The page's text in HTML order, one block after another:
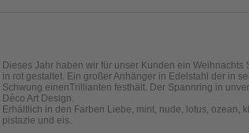
Dieses Jahr haben wir für unser Kunden ein Weihnachts
in rot gestaltet. Ein großer Anhänger in Edelstahl der in
Schwung einenTrillianten festhält. Der Spannring in
Déco Art Design.
Erhältlich in den Farben Liebe, mint, nude, lotus, ozean,
pistazie und eis.